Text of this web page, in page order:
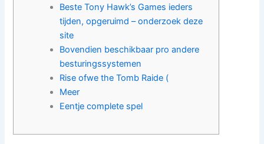
Beste Tony Hawk’s Games ieders
tijden, opgeruimd – onderzoek deze
site
Bovendien beschikbaar pro andere
besturingssystemen
Rise ofwe the Tomb Raide (
Meer
Eentje complete spel